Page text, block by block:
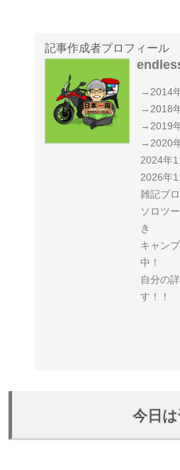
記事作成者プロフィール
→2014
→2018
→2019
→2020
2024年
2026年
雑記ブ
ソロツ
き
キャン
中！
自分の
す！！
今日